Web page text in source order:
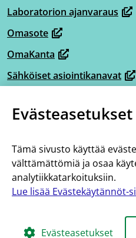
ikkunaan,
toiseen
palveluun)
Laboratorion ajanvaraus
(avautuu
uuteen
ikkunaan,
siirryt
toiseen
Omasote
(avautuu
uuteen
ikkunaan,
siirryt
toiseen
palveluun)
OmaKanta
(avautuu
uuteen
siirryt
palveluun)
Sähköiset asiointikanavat
(avautuu
ikkunaan,
toiseen
palveluun)
uuteen
siirryt
toiseen
palveluun)
Omahelpperi
ikkunaan,
siirryt
toiseen
Tietoa hoito- ja
Saavutettavuus
Evästeasetukset
Tämä sivusto käyttää
välttämättömiä ja osaa
analytiikkatarkoituksiin.
Lue lisää Evästekäytännöt-
Evästeasetukset